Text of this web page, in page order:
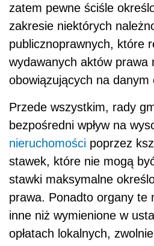
zatem pewne ściśle
zakresie niektórych
publicznoprawnych, które
wydawanych aktów prawa
obowiązujących na danym
Przede wszystkim, rady
bezpośredni wpływ na
nieruchomości poprzez
stawek, które nie mogą
stawki maksymalne
prawa. Ponadto organy te
inne niż wymienione w
opłatach lokalnych,